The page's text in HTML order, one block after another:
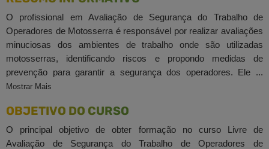
O profissional em Avaliação de Segurança do Trabalho de
Operadores de Motosserra é responsável por realizar avaliações
minuciosas dos ambientes de trabalho onde são utilizadas
motosserras, identificando riscos e propondo medidas de
prevenção para garantir a segurança dos operadores. Ele ...
Mostrar Mais
OBJETIVO DO CURSO
O principal objetivo de obter formação no curso Livre de
Avaliação de Segurança do Trabalho de Operadores de